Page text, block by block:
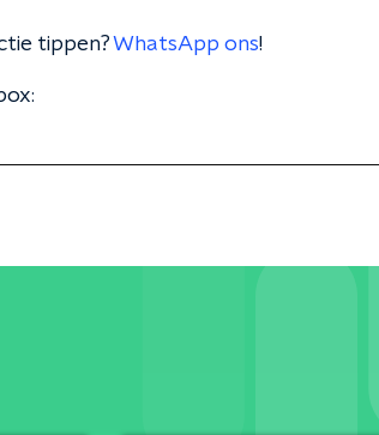
tippen?WhatsApp ons!